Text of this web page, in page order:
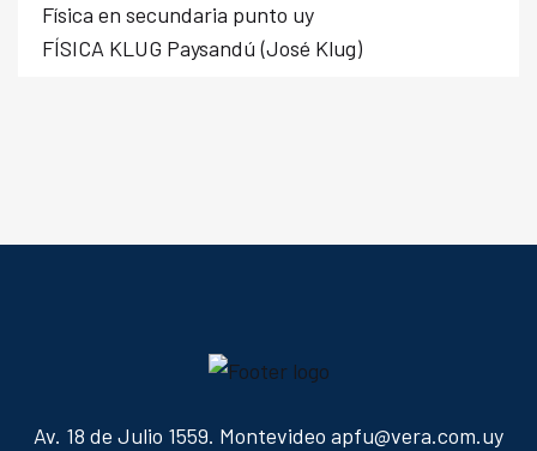
Física en secundaria punto uy
FÍSICA KLUG Paysandú (José Klug)
Av. 18 de Julio 1559. Montevideo apfu@vera.com.uy